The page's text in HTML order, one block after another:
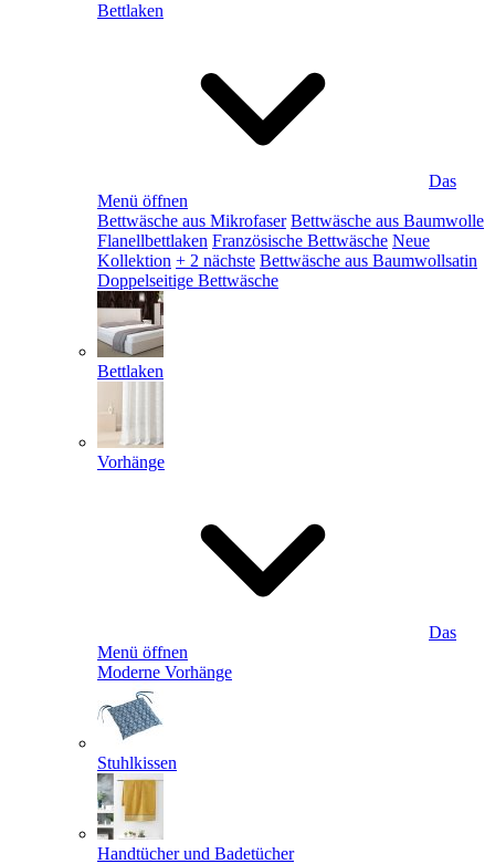
Bettlaken
Das
Menü öffnen
Bettwäsche aus Mikrofaser Bettwäsche aus Baumwolle
Flanellbettlaken Französische Bettwäsche Neue
Kollektion + 2 nächste Bettwäsche aus Baumwollsatin
Doppelseitige Bettwäsche
Bettlaken
Vorhänge
Das
Menü öffnen
Moderne Vorhänge
Stuhlkissen
Handtücher und Badetücher